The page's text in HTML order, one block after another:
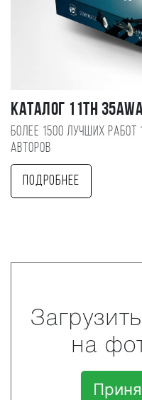
Каталог 11TH
Более 1500 лучших работ
авторов
Подробнее
на